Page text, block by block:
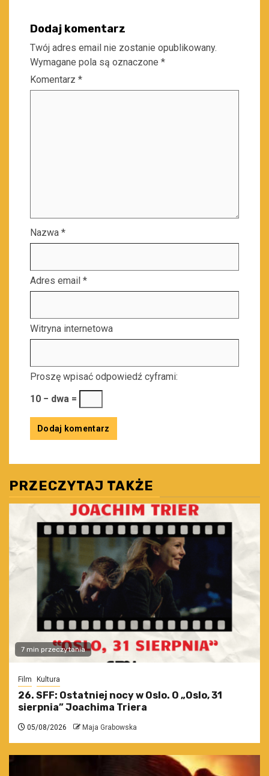
Dodaj komentarz
Twój adres email nie zostanie opublikowany.
Wymagane pola są oznaczone *
Komentarz *
Nazwa *
Adres email *
Witryna internetowa
Proszę wpisać odpowiedź cyframi:
10 − dwa =
PRZECZYTAJ TAKŻE
7 min przeczytania
Film Kultura
26. SFF: Ostatniej nocy w Oslo. O „Oslo, 31
sierpnia” Joachima Triera
05/08/2026 Maja Grabowska